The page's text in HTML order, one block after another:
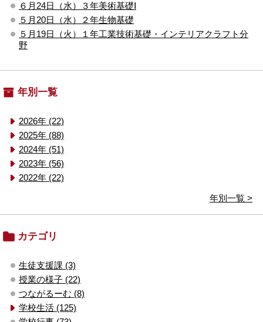
６月24日（水）３年美術基礎Ⅰ
５月20日（水）２年生物基礎
５月19日（火）１年工業技術基礎・インテリアクラフト分
野
年別一覧
2026年 (22)
2025年 (88)
2024年 (51)
2023年 (56)
2022年 (22)
年別一覧 >
カテゴリ
生徒支援課 (3)
授業の様子 (22)
つながるーむ (8)
学校生活 (125)